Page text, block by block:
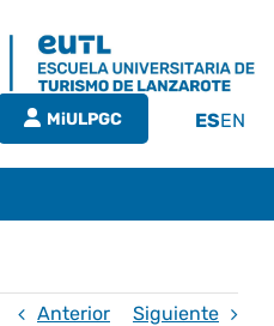
MiULPGC EN
ES
Anterior Siguiente